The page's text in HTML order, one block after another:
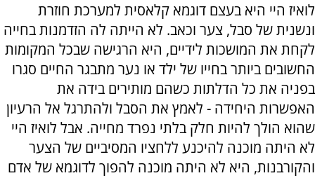
לואיז היי היא בעצם דוגמא קלאסית למערכת חוזרת
ונשנית של סבל, צער וכאב. לא הייתה לה הזדמנות בחייה
לקחת את המושכות לידיים, היא הרגישה שבכל המקומות
החשובים ביותר בחייו של ילד או נער מתבגר החיים סגרו
בפניה את כל הדלתות כשהם מותירים בידה את
האפשרות היחידה - לאמץ את הסבל ולהתרגל אל הרעיון
שהוא הולך להיות חלק בלתי נפרד מחייה. אבל לואיז היי
לא היתה מוכנה להיכנע ללחציו המסיביים של הצער
והקורבנות, היא לא היתה מוכנה להפוך לדוגמא של אדם